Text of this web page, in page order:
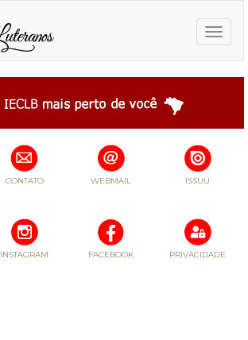
Toggle
CONTATO WEBMAIL ISSUU
INSTAGRAM FACEBOOK PRIVACIDADE